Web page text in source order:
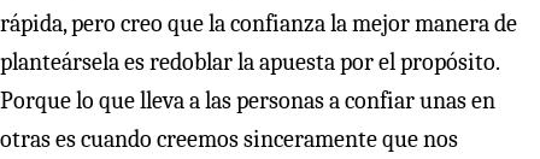
rápida, pero creo que la confianza la mejor manera de
planteársela es redoblar la apuesta por el propósito.
Porque lo que lleva a las personas a confiar unas en
otras es cuando creemos sinceramente que nos